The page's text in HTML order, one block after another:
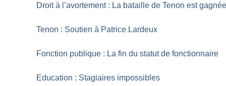
Droit à l’avortement : La bataille de Tenon est
Tenon : Soutien à Patrice Lardeux
Fonction publique : La fin du statut de fonctionnaire
Education : Stagiaires impossibles